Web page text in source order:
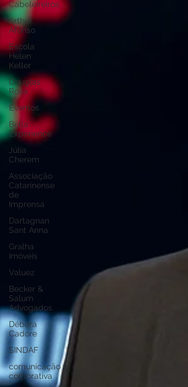
Cabeleireiros
Arthur
Afonso
Escola
Helen
Keller
Douglas
Rosa
Eventos
Bella
Experience
Júlia
Cherem
Associação
Catarinense
de
Imprensa
Dartagnan
Sant Anna
Gralha
Imóveis
Valuez
Becker &
Salum
Advogados
Débora
Cadore
SINDAF
comunicação
corporativa